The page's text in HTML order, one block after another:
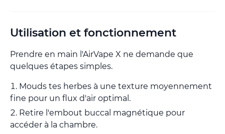
Utilisation et fonctionnement
Prendre en main l'AirVape X ne demande que
quelques étapes simples.
Mouds tes herbes à une texture moyennement
fine pour un flux d'air optimal.
Retire l'embout buccal magnétique pour
accéder à la chambre.